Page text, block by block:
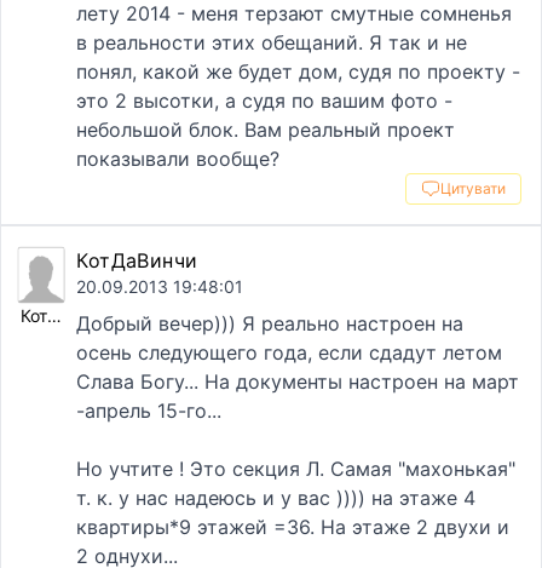
лету 2014 - меня терзают смутные сомненья
в реальности этих обещаний. Я так и не
понял, какой же будет дом, судя по проекту -
это 2 высотки, а судя по вашим фото -
небольшой блок. Вам реальный проект
показывали вообще?
Цитувати
КотДаВинчи
КотДаВинчи
20.09.2013 19:48:01
Добрый вечер))) Я реально настроен на
осень следующего года, если сдадут летом
Слава Богу... На документы настроен на март
-апрель 15-го...
Но учтите ! Это секция Л. Самая "махонькая"
т. к. у нас надеюсь и у вас )))) на этаже 4
квартиры*9 этажей =36. На этаже 2 двухи и
2 однухи...